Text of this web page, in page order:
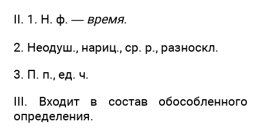
II. 1. Н. ф. — время.
2. Неодуш., нариц., ср. р., разноскл.
3. П. п., ед. ч.
III. Входит в состав обособленного
определения.